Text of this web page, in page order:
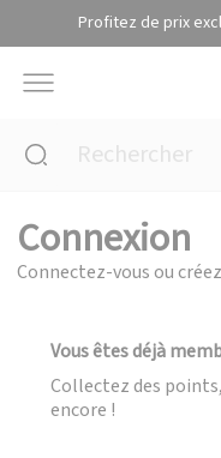
Profitez de prix
Connexion
Connectez-vous ou
Vous êtes déjà
Collectez des
encore !
Panneau de gestion des cookies